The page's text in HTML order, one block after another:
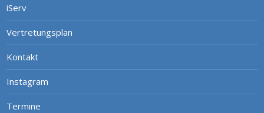
iServ
Vertretungsplan
Kontakt
Instagram
Termine